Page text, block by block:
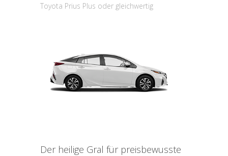
Toyota Prius Plus oder gleichwertig
Der heilige Gral für preisbewusste